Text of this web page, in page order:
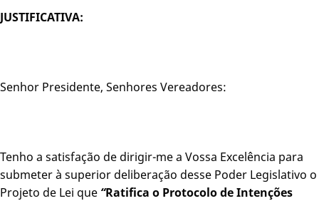
JUSTIFICATIVA:
Senhor Presidente, Senhores Vereadores:
Tenho a satisfação de dirigir-me a Vossa Excelência para
submeter à superior deliberação desse Poder Legislativo o
Projeto de Lei que “Ratifica o Protocolo de Intenções